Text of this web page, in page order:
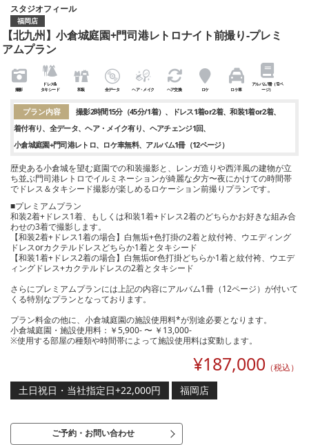
スタジオフィール
福岡店
【北九州】小倉城庭園+門司港レトロナイト前撮り-プレミ
アムプラン
撮影
ドレス&
タキシード
和装 全データ ヘア・メイク ヘア交換 ロケ ロケ車
アルバム1冊（12ペ
ージ）
プラン内容 撮影2時間15分（45分/1着） ドレス1着or2着
和装1着or2着
着付有り
全データ ヘア・メイク有り
ヘアチェンジ1回
小倉城庭園+門司港レトロ
ロケ車無料 アルバム1冊（12ページ）
歴史ある小倉城を望む庭園での和装撮影と、レンガ造りや西洋風の建物が立
ち並ぶ門司港レトロでイルミネーションが綺麗な夕方〜夜にかけての時間帯
でドレス＆タキシード撮影が楽しめるロケーション前撮りプランです。
■プレミアムプラン
和装2着+ドレス1着、もしくは和装1着+ドレス2着のどちらかお好きな組み合
わせの3着で撮影します。
【和装2着+ドレス1着の場合】白無垢+色打掛の2着と紋付袴、ウエディング
ドレスorカクテルドレスどちらか1着とタキシード
【和装1着+ドレス2着の場合】白無垢or色打掛どちらか1着と紋付袴、ウエデ
ィングドレス+カクテルドレスの2着とタキシード
さらにプレミアムプランには上記の内容にアルバム1冊（12ページ）が付いて
くる特別なプランとなっております。
プラン料金の他に、小倉城庭園の施設使用料*が別途必要となります。
小倉城庭園・施設使用料：￥5,900- 〜 ￥13,000-
※使用する部屋の種類や時間帯によって施設使用料は変動します。
¥187,000 （税込）
土日祝日・当社指定日+22,000円 福岡店
ご予約・お問い合わせ